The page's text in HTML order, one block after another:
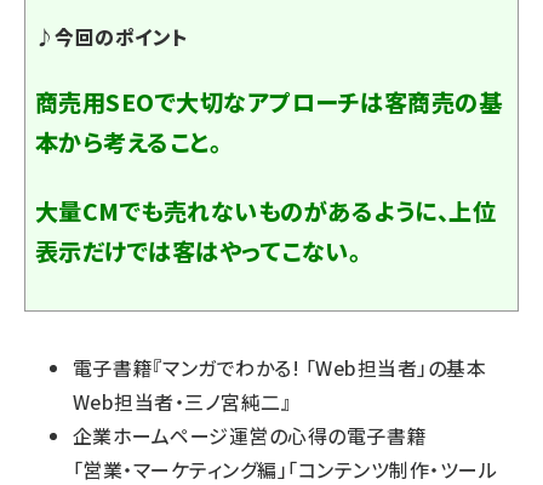
♪今回のポイント
商売用SEOで大切なアプローチは客商売の基
本から考えること。
大量CMでも売れないものがあるように、上位
表示だけでは客はやってこない。
電子書籍『マンガでわかる! 「Web担当者」の基本
Web担当者・三ノ宮純二』
企業ホームページ運営の心得の電子書籍
「営業・マーケティング編」「コンテンツ制作・ツール